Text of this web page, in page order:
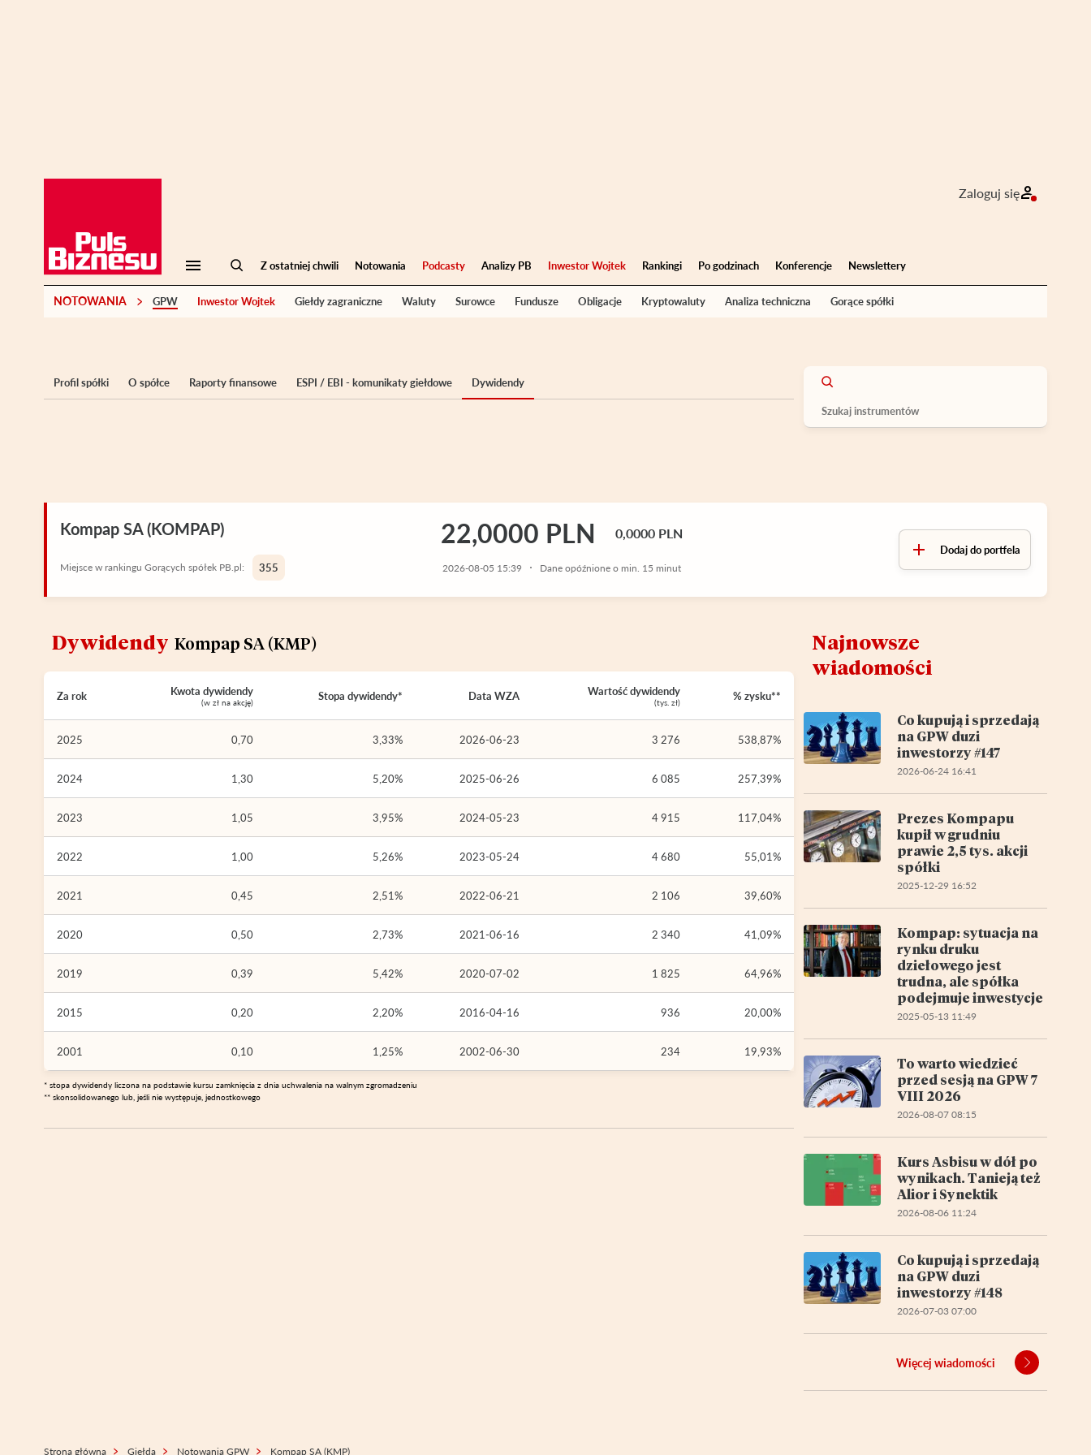
Zaloguj się
Z ostatniej chwili Notowania Podcasty Analizy PB Inwestor Wojtek Rankingi Po godzinach Konferencje Newslettery
NOTOWANIA GPW Inwestor Wojtek Giełdy zagraniczne Waluty Surowce Fundusze Obligacje Kryptowaluty Analiza techniczna Gorące spółki
Profil spółki O spółce Raporty finansowe ESPI / EBI - komunikaty giełdowe Dywidendy
Kompap SA (KOMPAP) 22,0000 PLN 0,0000 PLN
2026-08-05 15:39 Dane opóźnione o min. 15 minut
Dodaj do portfela
Miejsce w rankingu Gorących spółek PB.pl: 355
Dywidendy Kompap SA (KMP)
Za rok Kwota dywidendy
(w zł na akcję) Stopa dywidendy* Data WZA Wartość dywidendy
(tys. zł) % zysku**
2025 0,70 3,33% 2026-06-23 3 276 538,87%
2024 1,30 5,20% 2025-06-26 6 085 257,39%
2023 1,05 3,95% 2024-05-23 4 915 117,04%
2022 1,00 5,26% 2023-05-24 4 680 55,01%
2021 0,45 2,51% 2022-06-21 2 106 39,60%
2020 0,50 2,73% 2021-06-16 2 340 41,09%
2019 0,39 5,42% 2020-07-02 1 825 64,96%
2015 0,20 2,20% 2016-04-16 936 20,00%
2001 0,10 1,25% 2002-06-30 234 19,93%
* stopa dywidendy liczona na podstawie kursu zamknięcia z dnia uchwalenia na walnym zgromadzeniu
** skonsolidowanego lub, jeśli nie występuje, jednostkowego
Najnowsze
wiadomości
Co kupują i sprzedają
na GPW duzi
inwestorzy #147
2026-06-24 16:41
Prezes Kompapu
kupił w grudniu
prawie 2,5 tys. akcji
spółki
2025-12-29 16:52
Kompap: sytuacja na
rynku druku
dziełowego jest
trudna, ale spółka
podejmuje inwestycje
2025-05-13 11:49
To warto wiedzieć
przed sesją na GPW 7
VIII 2026
2026-08-07 08:15
Kurs Asbisu w dół po
wynikach. Tanieją też
Alior i Synektik
2026-08-06 11:24
Co kupują i sprzedają
na GPW duzi
inwestorzy #148
2026-07-03 07:00
Więcej wiadomości
Strona główna Giełda Notowania GPW Kompap SA (KMP)